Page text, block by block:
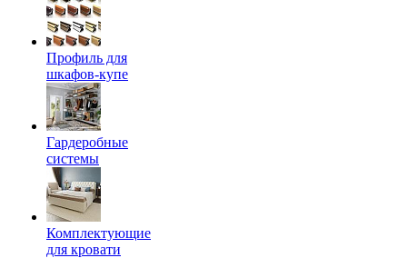
Профиль для
шкафов-купе
Гардеробные
системы
Комплектующие
для кровати